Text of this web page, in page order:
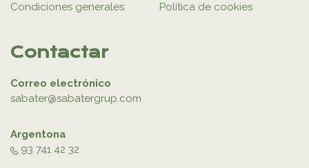
Condiciones generales
Política de cookies
Contactar
Correo electrónico
sabater@sabatergrup.com
Argentona
93 741 42 32